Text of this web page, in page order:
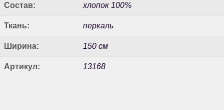
Состав: хлопок 100%
Ткань: перкаль
Ширина: 150 см
Артикул: 13168